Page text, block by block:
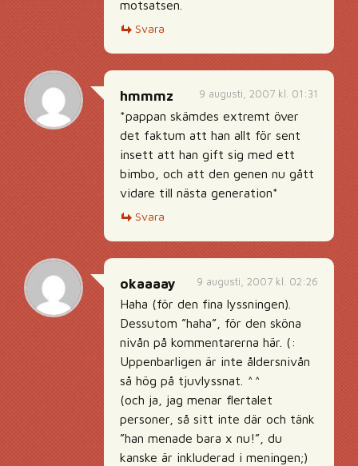
motsatsen.
Svara
9 augusti, 2007 kl. 01:31
hmmmz
*pappan skämdes extremt över
det faktum att han allt för sent
insett att han gift sig med ett
bimbo, och att den genen nu gått
vidare till nästa generation*
Svara
9 augusti, 2007 kl. 02:26
okaaaay
Haha (för den fina lyssningen).
Dessutom ”haha”, för den sköna
nivån på kommentarerna här. (:
Uppenbarligen är inte åldersnivån
så hög på tjuvlyssnat. ^^
(och ja, jag menar flertalet
personer, så sitt inte där och tänk
”han menade bara x nu!”, du
kanske är inkluderad i meningen;)